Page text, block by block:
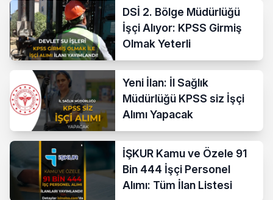
DSİ 2. Bölge Müdürlüğü
İşçi Alıyor: KPSS Girmiş
Olmak Yeterli
Yeni İlan: İl Sağlık
Müdürlüğü KPSS siz İşçi
Alımı Yapacak
İŞKUR Kamu ve Özele 91
Bin 444 İşçi Personel
Alımı: Tüm İlan Listesi